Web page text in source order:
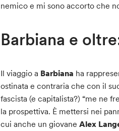
nemico e mi sono accorto che
Barbiana e
Il viaggio a Barbiana ha
ostinata e contraria che con il
fascista (e capitalista?) “me ne
la prospettiva. È mettersi nei
cui anche un giovaneAlex